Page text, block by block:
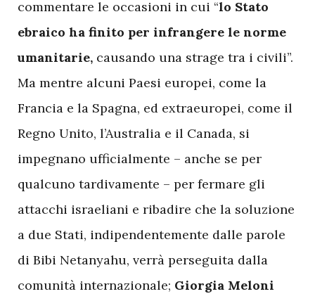
commentare le occasioni in cui “lo Stato
ebraico ha finito per infrangere le norme
umanitarie, causando una strage tra i civili”.
Ma mentre alcuni Paesi europei, come la
Francia e la Spagna, ed extraeuropei, come il
Regno Unito, l’Australia e il Canada, si
impegnano ufficialmente – anche se per
qualcuno tardivamente – per fermare gli
attacchi israeliani e ribadire che la soluzione
a due Stati, indipendentemente dalle parole
di Bibi Netanyahu, verrà perseguita dalla
comunità internazionale; Giorgia Meloni